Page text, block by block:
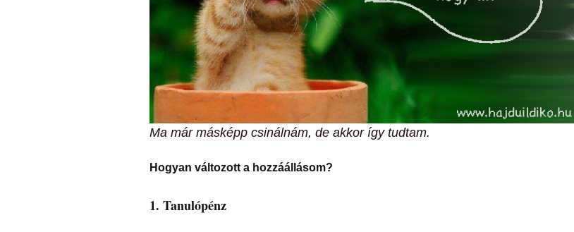
Ma már másképp csinálnám, de akkor így tudtam.
Hogyan változott a hozzáállásom?
1. Tanulópénz